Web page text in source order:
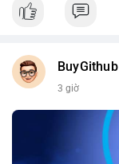
BuyGithub
3 giờ